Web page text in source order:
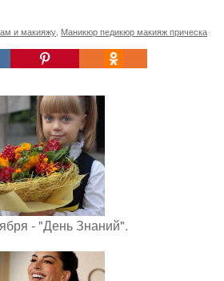
и макияжу Маникюр педикюр макияж прическа
- "День Знаний".